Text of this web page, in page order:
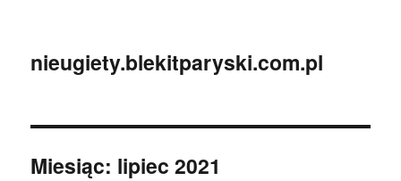
nieugiety.blekitparyski.com.pl
Miesiąc: lipiec 2021